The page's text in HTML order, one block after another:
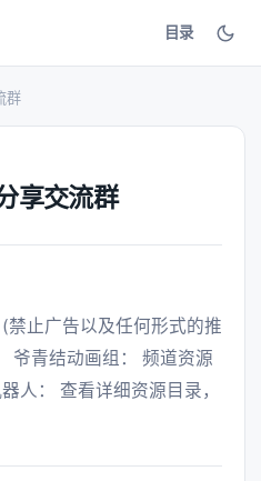
目录
群
享交流群
爷青结动画组： 频道资源
人： 查看详细资源目录，